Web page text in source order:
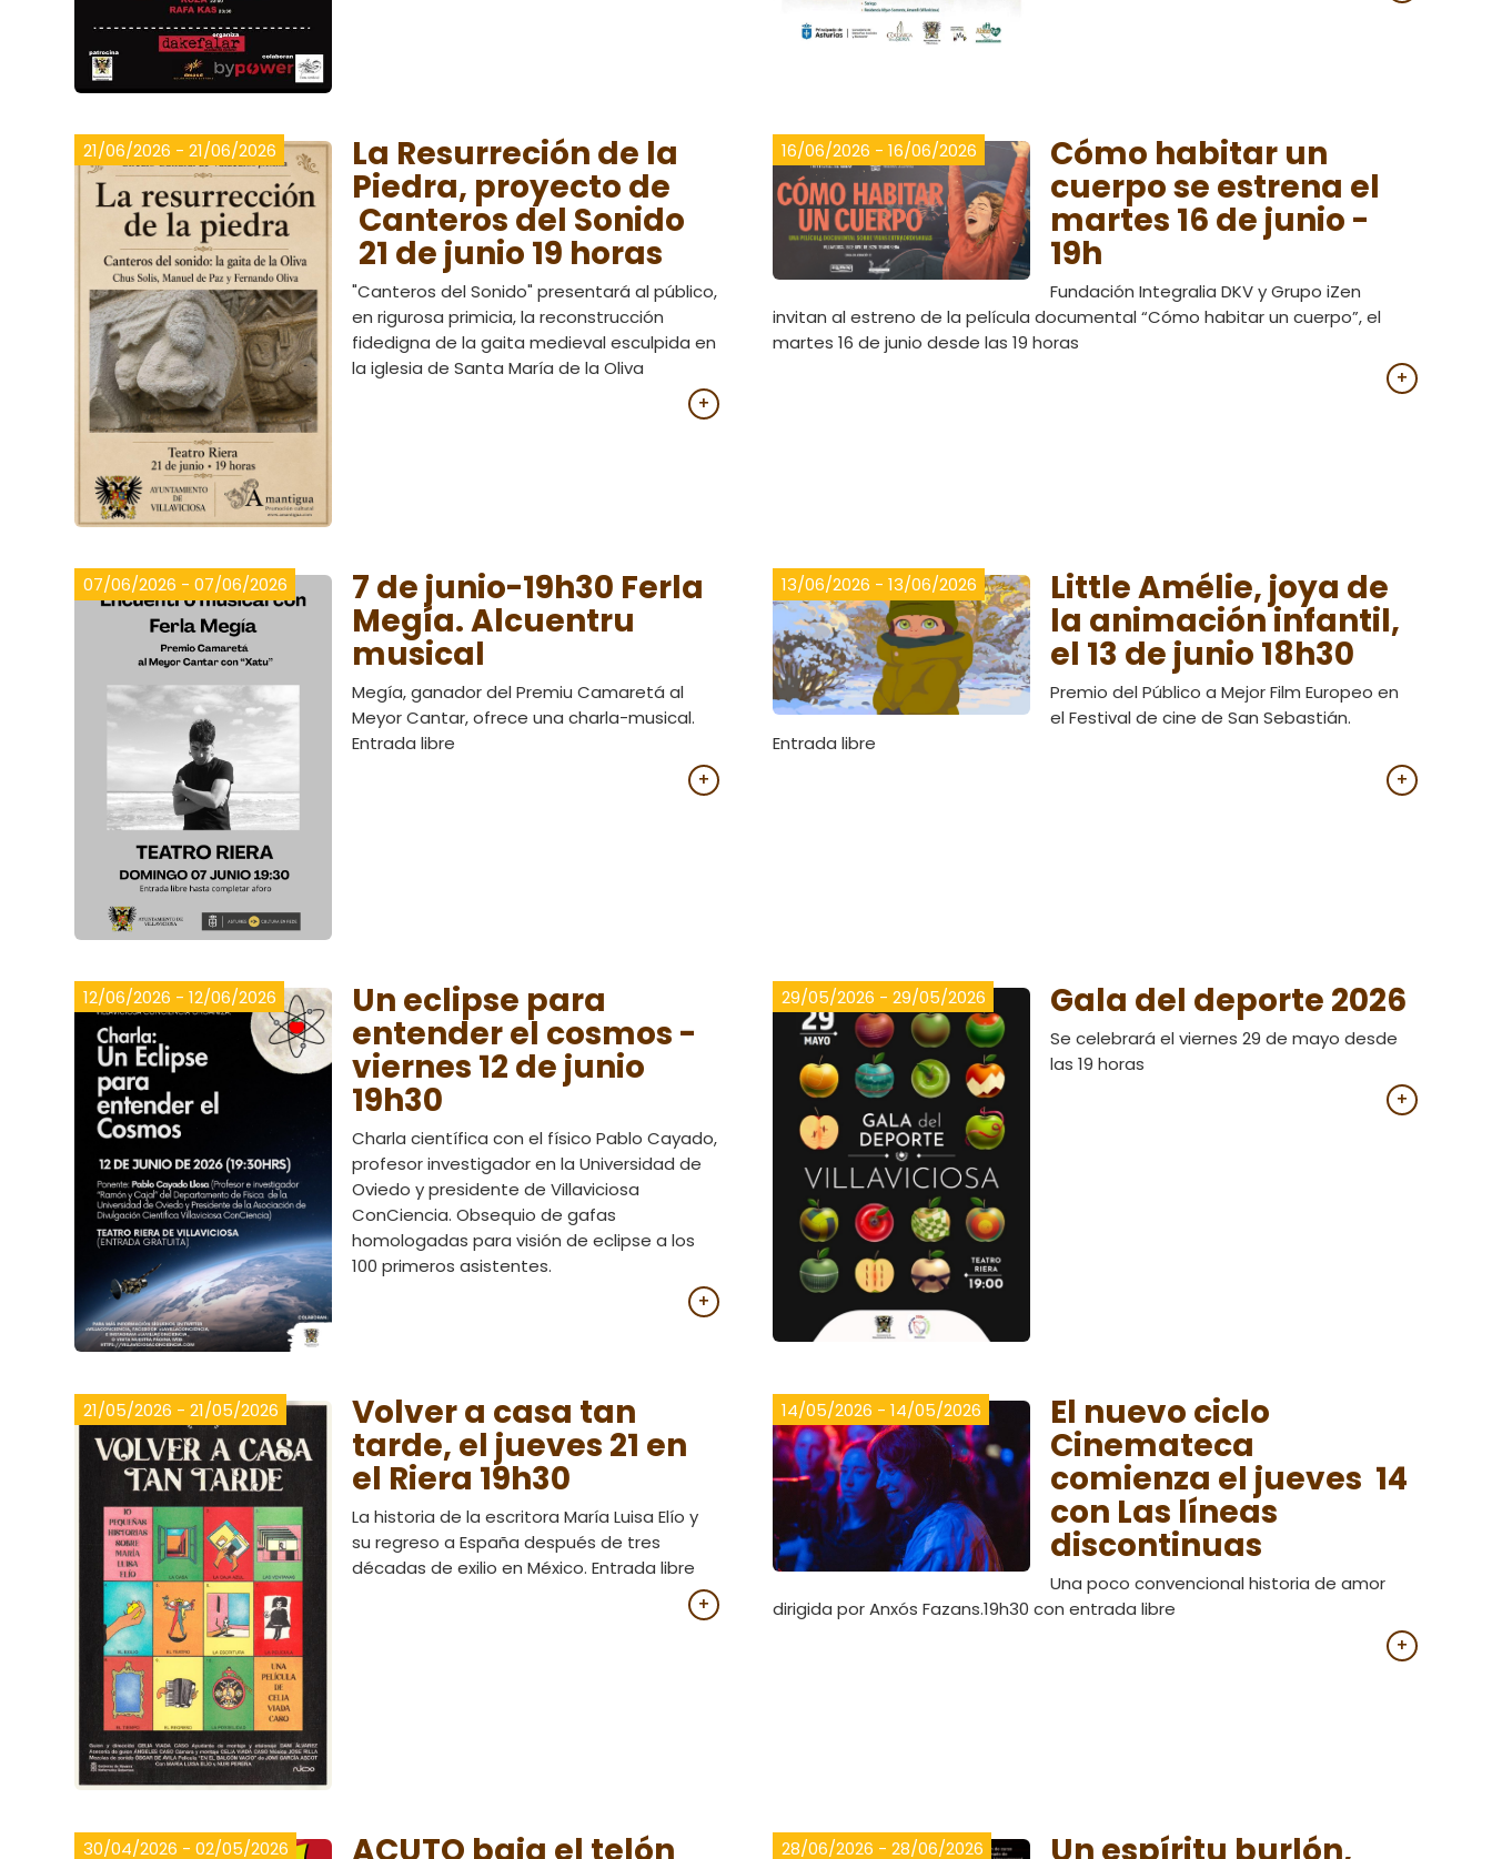
21/06/2026 - 21/06/2026 La Resurreción de la
Piedra, proyecto de
Canteros del Sonido
21 de junio 19 horas
"Canteros del Sonido" presentará al público,
en rigurosa primicia, la reconstrucción
fidedigna de la gaita medieval esculpida en
la iglesia de Santa María de la Oliva
+
16/06/2026 - 16/06/2026 Cómo habitar un
cuerpo se estrena el
martes 16 de junio -
19h
Fundación Integralia DKV y Grupo iZen
invitan al estreno de la película documental “Cómo habitar un cuerpo”, el
martes 16 de junio desde las 19 horas
+
07/06/2026 - 07/06/2026 7 de junio-19h30 Ferla
Megía. Alcuentru
musical
Megía, ganador del Premiu Camaretá al
Meyor Cantar, ofrece una charla-musical.
Entrada libre
+
13/06/2026 - 13/06/2026 Little Amélie, joya de
la animación infantil,
el 13 de junio 18h30
Premio del Público a Mejor Film Europeo en
el Festival de cine de San Sebastián.
Entrada libre
+
12/06/2026 - 12/06/2026 Un eclipse para
entender el cosmos -
viernes 12 de junio
19h30
Charla científica con el físico Pablo Cayado,
profesor investigador en la Universidad de
Oviedo y presidente de Villaviciosa
ConCiencia. Obsequio de gafas
homologadas para visión de eclipse a los
100 primeros asistentes.
+
29/05/2026 - 29/05/2026 Gala del deporte 2026
Se celebrará el viernes 29 de mayo desde
las 19 horas
+
21/05/2026 - 21/05/2026 Volver a casa tan
tarde, el jueves 21 en
el Riera 19h30
La historia de la escritora María Luisa Elío y
su regreso a España después de tres
décadas de exilio en México. Entrada libre
+
14/05/2026 - 14/05/2026 El nuevo ciclo
Cinemateca
comienza el jueves 14
con Las líneas
discontinuas
Una poco convencional historia de amor
dirigida por Anxós Fazans.19h30 con entrada libre
+
30/04/2026 - 02/05/2026 28/06/2026 - 28/06/2026